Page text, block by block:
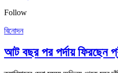
Follow
বিনোদন
আট বছর পর পর্দায় ফিরছেন